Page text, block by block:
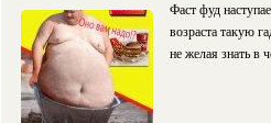
Фаст фуд
возраста такую
не желая знать в